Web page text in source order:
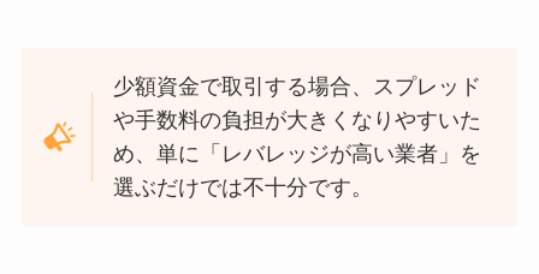
少額資金で取引する場合、スプレッド
や手数料の負担が大きくなりやすいた
め、単に「レバレッジが高い業者」を
選ぶだけでは不十分です。